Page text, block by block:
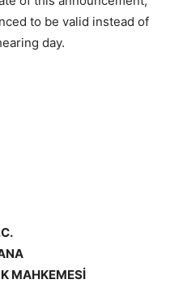
to be valid instead of
day.
MAHKEMESİ